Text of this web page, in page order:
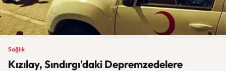
Sağlık
Kızılay, Sındırgı'daki Depremzedelere